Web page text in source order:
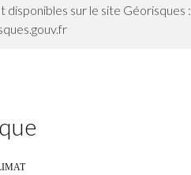
disponibles sur le site Géorisques :